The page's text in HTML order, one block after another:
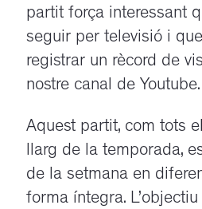
partit força interessant
seguir per televisió i
registrar un rècord de
nostre canal de Youtube.
Aquest partit, com tots
llarg de la temporada,
de la setmana en
forma íntegra.